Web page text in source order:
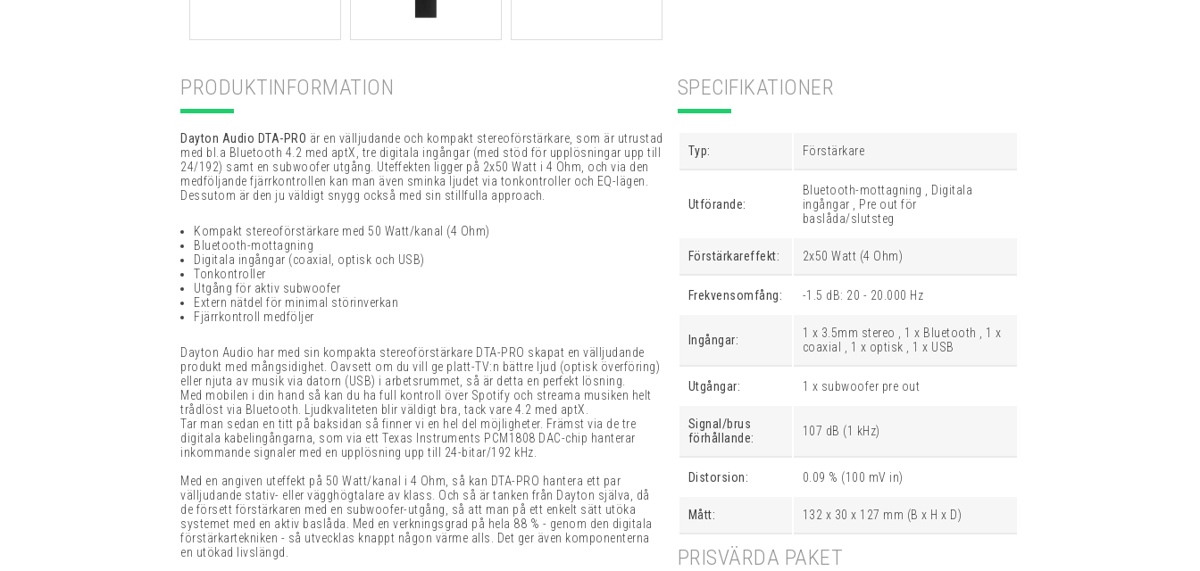
PRODUKTINFORMATION
Dayton Audio DTA-PRO är en välljudande och kompakt stereoförstärkare, som är utrustad
med bl.a Bluetooth 4.2 med aptX, tre digitala ingångar (med stöd för upplösningar upp till
24/192) samt en subwoofer utgång. Uteffekten ligger på 2x50 Watt i 4 Ohm, och via den
medföljande fjärrkontrollen kan man även sminka ljudet via tonkontroller och EQ-lägen.
Dessutom är den ju väldigt snygg också med sin stillfulla approach.
Kompakt stereoförstärkare med 50 Watt/kanal (4 Ohm)
Bluetooth-mottagning
Digitala ingångar (coaxial, optisk och USB)
Tonkontroller
Utgång för aktiv subwoofer
Extern nätdel för minimal störinverkan
Fjärrkontroll medföljer
Dayton Audio har med sin kompakta stereoförstärkare DTA-PRO skapat en välljudande
produkt med mångsidighet. Oavsett om du vill ge platt-TV:n bättre ljud (optisk överföring)
eller njuta av musik via datorn (USB) i arbetsrummet, så är detta en perfekt lösning.
Med mobilen i din hand så kan du ha full kontroll över Spotify och streama musiken helt
trådlöst via Bluetooth. Ljudkvaliteten blir väldigt bra, tack vare 4.2 med aptX.
Tar man sedan en titt på baksidan så finner vi en hel del möjligheter. Främst via de tre
digitala kabelingångarna, som via ett Texas Instruments PCM1808 DAC-chip hanterar
inkommande signaler med en upplösning upp till 24-bitar/192 kHz.
Med en angiven uteffekt på 50 Watt/kanal i 4 Ohm, så kan DTA-PRO hantera ett par
välljudande stativ- eller vägghögtalare av klass. Och så är tanken från Dayton själva, då
de försett förstärkaren med en subwoofer-utgång, så att man på ett enkelt sätt utöka
systemet med en aktiv baslåda. Med en verkningsgrad på hela 88 % - genom den digitala
förstärkartekniken - så utvecklas knappt någon värme alls. Det ger även komponenterna
en utökad livslängd.
SPECIFIKATIONER
Typ: Förstärkare
Utförande:
Bluetooth-mottagning , Digitala
ingångar , Pre out för
baslåda/slutsteg
Förstärkareffekt: 2x50 Watt (4 Ohm)
Frekvensomfång: -1.5 dB: 20 - 20.000 Hz
Ingångar:
1 x 3.5mm stereo , 1 x Bluetooth , 1 x
coaxial , 1 x optisk , 1 x USB
Utgångar: 1 x subwoofer pre out
Signal/brus
förhållande:
107 dB (1 kHz)
Distorsion: 0.09 % (100 mV in)
Mått: 132 x 30 x 127 mm (B x H x D)
PRISVÄRDA PAKET